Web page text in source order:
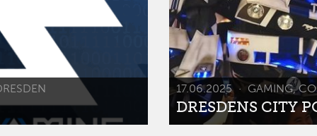
17.06.2025 GAMING,
DRESDENS CITY